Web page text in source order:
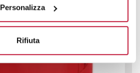
Personalizza
Rifiuta